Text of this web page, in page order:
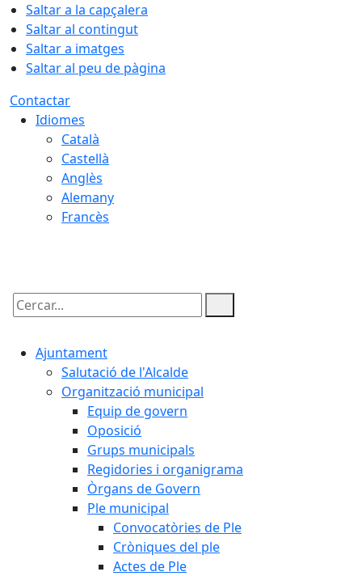
Saltar a la capçalera
Saltar al contingut
Saltar a imatges
Saltar al peu de pàgina
Contactar
Idiomes
Català
Castellà
Anglès
Alemany
Francès
Cercar:
Ajuntament
Salutació de l'Alcalde
Organització municipal
Equip de govern
Oposició
Grups municipals
Regidories i organigrama
Òrgans de Govern
Ple municipal
Convocatòries de Ple
Cròniques del ple
Actes de Ple